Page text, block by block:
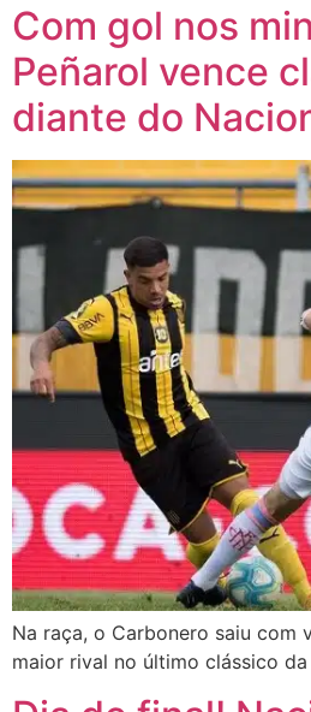
Com gol nos
Peñarol vence
diante do
Na raça, o Carbonero saiu com
maior rival no último clássico